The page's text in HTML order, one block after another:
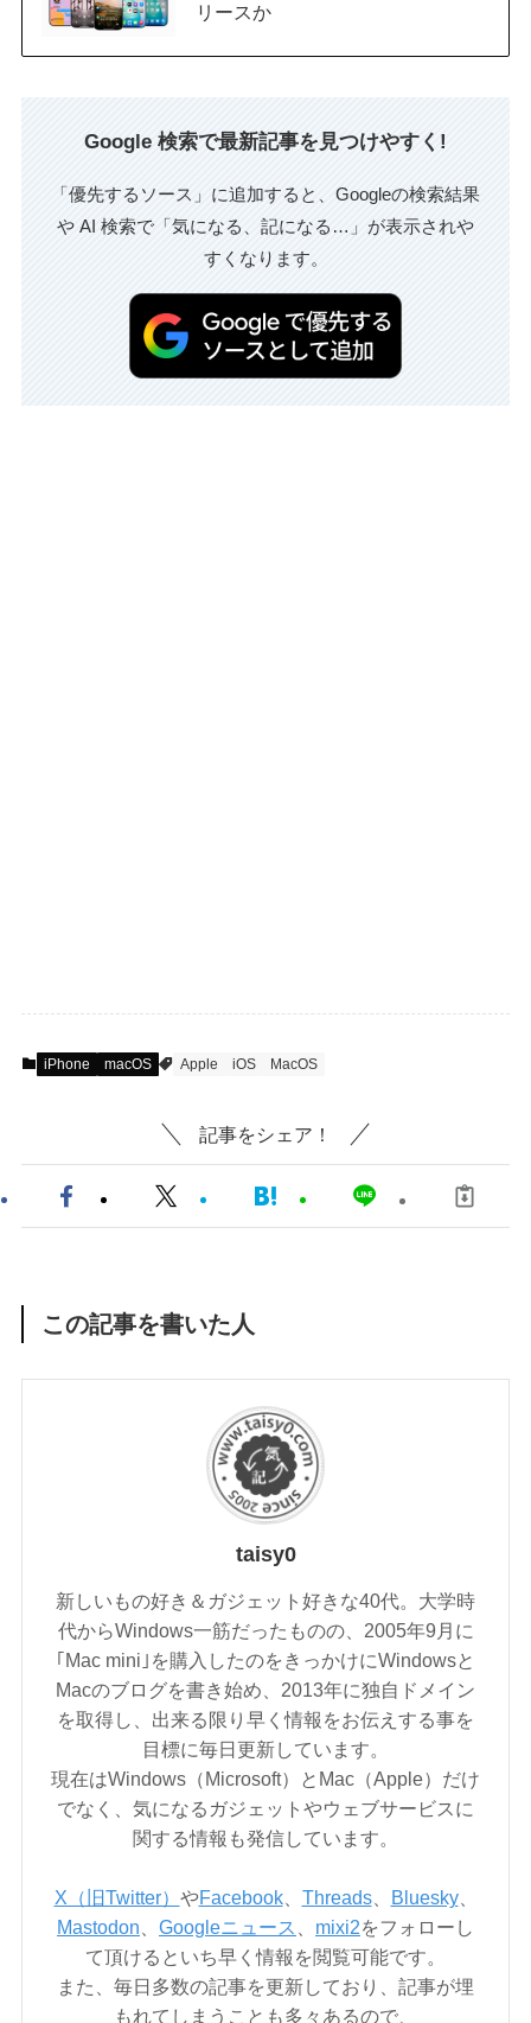
リースか
Google 検索で最新記事を見つけやすく!
「優先するソース」に追加すると、Googleの検索結果
や AI 検索で「気になる、記になる…」が表示されや
すくなります。
iPhone macOS Apple iOS MacOS
記事をシェア！
この記事を書いた人
taisy0
新しいもの好き＆ガジェット好きな40代。大学時
代からWindows一筋だったものの、2005年9月に
｢Mac mini｣を購入したのをきっかけにWindowsと
Macのブログを書き始め、2013年に独自ドメイン
を取得し、出来る限り早く情報をお伝えする事を
目標に毎日更新しています。
現在はWindows（Microsoft）とMac（Apple）だけ
でなく、気になるガジェットやウェブサービスに
関する情報も発信しています。
X（旧Twitter） やFacebook、 Threads、 Bluesky、
Mastodon
Googleニュース mixi2をフォローし
て頂けるといち早く情報を閲覧可能です。
また、毎日多数の記事を更新しており、記事が埋
もれてしまうことも多々あるので、